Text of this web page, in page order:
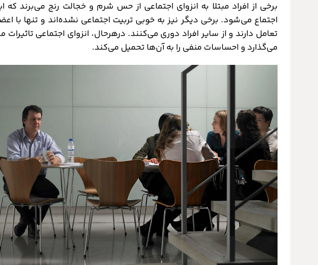
برخی از افراد مبتلا به انزوای اجتماعی از حس شرم و خجالت رنج می‌برند که
اجتماع می‌شود. برخی دیگر نیز به خوبی تربیت اجتماعی نشده‌اند و تنها با
تعامل دارند و از سایر افراد دوری می‌کنند. درهرحال، انزوای اجتماعی
می‌گذارد و احساسات منفی را به آن‌ها تحمیل می‌کند.